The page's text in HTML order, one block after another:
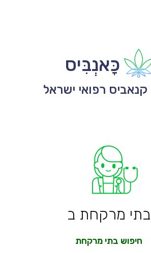
כָּאנְבִּיס
קנאביס רפואי ישראל
בתי מרקחת ב
חיפוש בתי מרקחת